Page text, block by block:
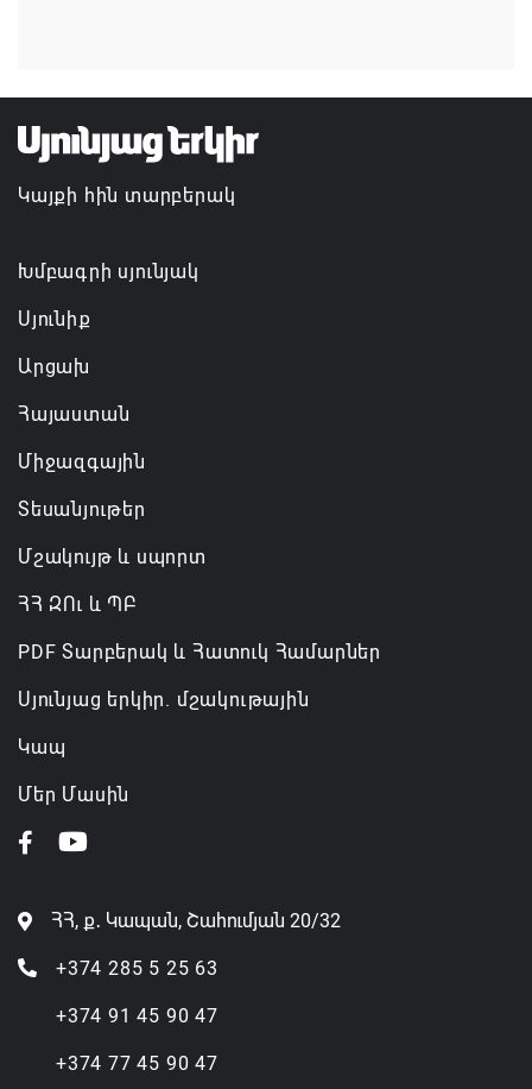
դատավորն ինքնաբացարկ է հայտնել
07.08.2026 16:55
Թուրքիան, Սաուդյան Արաբիան և Պակիստանը
Կայքի հին տարբերակ
Խմբագրի սյունյակ
Սյունիք
Արցախ
Հայաստան
Միջազգային
Տեսանյութեր
Մշակույթ և սպորտ
ՀՀ ԶՈւ և ՊԲ
PDF Տարբերակ և Հատուկ Համարներ
Սյունյաց երկիր. մշակութային
Կապ
Մեր Մասին
ՀՀ, ք․ Կապան, Շահումյան 20/32
+374 285 5 25 63
+374 91 45 90 47
+374 77 45 90 47